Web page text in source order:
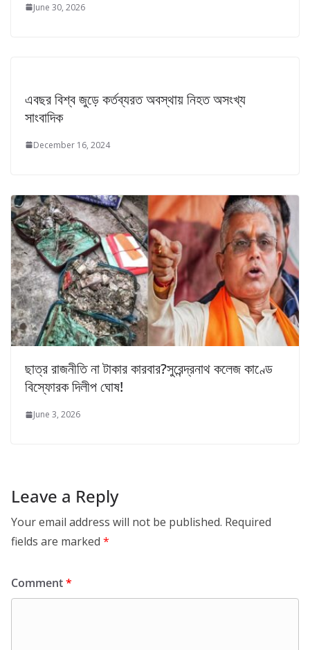
June 30, 2026
এবছর বিশ্ব জুড়ে কর্তব্যরত অবস্থায় নিহত অসংখ্য
সাংবাদিক
December 16, 2024
ছাত্র রাজনীতি না টাকার কারবার?সুরেন্দ্রনাথ কলেজ কাণ্ডে
বিস্ফোরক দিলীপ ঘোষ!
June 3, 2026
Leave a Reply
Your email address will not be published. Required
fields are marked *
Comment*